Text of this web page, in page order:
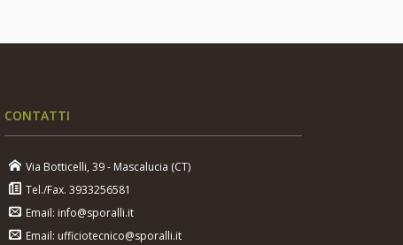
CONTATTI
Via Botticelli, 39 - Mascalucia (CT)
Tel./Fax. 3933256581
Email: info@sporalli.it
Email: ufficiotecnico@sporalli.it